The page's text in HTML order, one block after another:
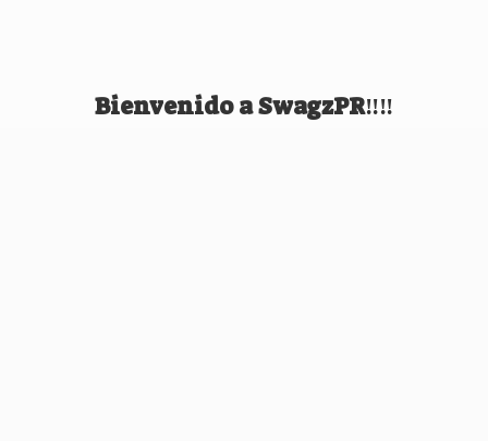
Bienvenidoa SwagzPR‼️‼️